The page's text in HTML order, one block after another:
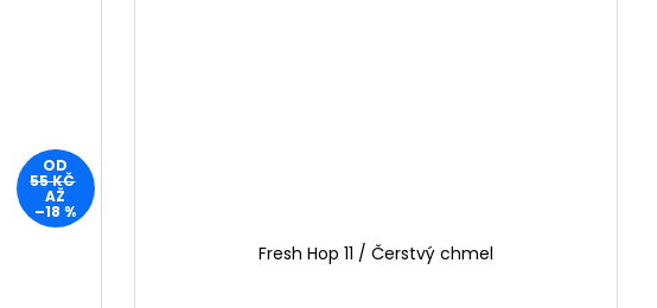
OD
55 KČ
AŽ
–18 %
Fresh Hop 11 / Čerstvý chmel